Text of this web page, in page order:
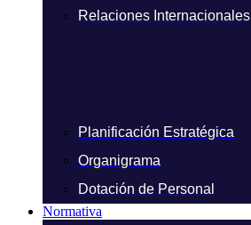
Relaciones Internacionales
Planificación Estratégica
Organigrama
Dotación de Personal
Normativa